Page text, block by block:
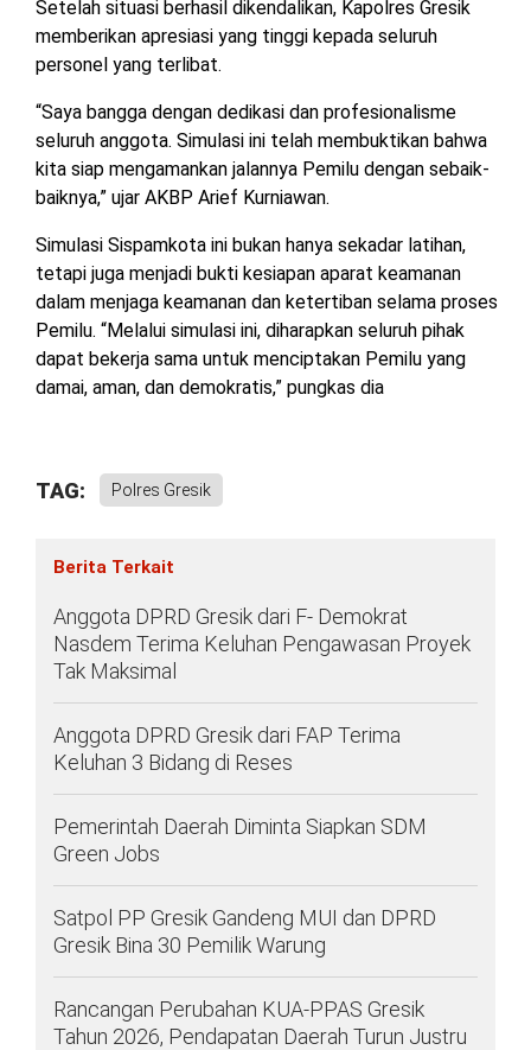
Setelah situasi berhasil dikendalikan, Kapolres Gresik
memberikan apresiasi yang tinggi kepada seluruh
personel yang terlibat.
“Saya bangga dengan dedikasi dan profesionalisme
seluruh anggota. Simulasi ini telah membuktikan bahwa
kita siap mengamankan jalannya Pemilu dengan sebaik-
baiknya,” ujar AKBP Arief Kurniawan.
Simulasi Sispamkota ini bukan hanya sekadar latihan,
tetapi juga menjadi bukti kesiapan aparat keamanan
dalam menjaga keamanan dan ketertiban selama proses
Pemilu. “Melalui simulasi ini, diharapkan seluruh pihak
dapat bekerja sama untuk menciptakan Pemilu yang
damai, aman, dan demokratis,” pungkas dia
TAG: Polres Gresik
Berita Terkait
Anggota DPRD Gresik dari F- Demokrat
Nasdem Terima Keluhan Pengawasan Proyek
Tak Maksimal
Anggota DPRD Gresik dari FAP Terima
Keluhan 3 Bidang di Reses
Pemerintah Daerah Diminta Siapkan SDM
Green Jobs
Satpol PP Gresik Gandeng MUI dan DPRD
Gresik Bina 30 Pemilik Warung
Rancangan Perubahan KUA-PPAS Gresik
Tahun 2026, Pendapatan Daerah Turun Justru